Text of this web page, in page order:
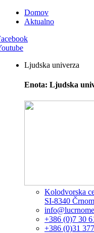
Domov
Aktualno
Ljudska univerza
Enota: Ljudska
Kolodvorska
SI-8340
+386 (0)7 30
+386 (0)31